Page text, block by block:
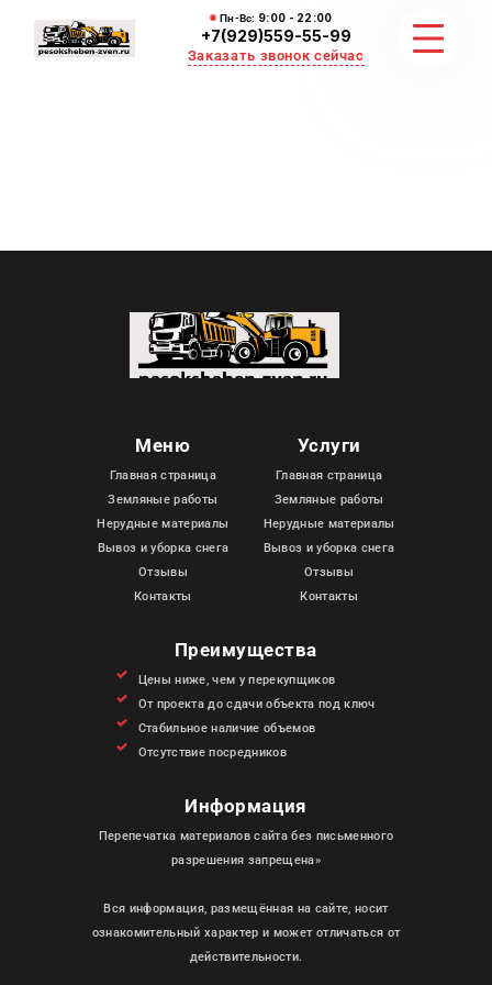
Пн-Вс: 9:00 - 22:00
+7(929)559-55-99
Заказать звонок сейчас
ВЫВОЗ И УБОРКА СНЕГА
КОНТАКТЫ
Меню
Главная страница
Земляные работы
Нерудные материалы
Вывоз и уборка снега
Отзывы
Контакты
Услуги
Главная страница
Земляные работы
Нерудные материалы
Вывоз и уборка снега
Отзывы
Контакты
Преимущества
Цены ниже, чем у перекупщиков
От проекта до сдачи объекта под ключ
Стабильное наличие объемов
Отсутствие посредников
Информация
Перепечатка материалов сайта без письменного
разрешения запрещена»
Вся информация, размещённая на сайте, носит
ознакомительный характер и может отличаться от
действительности.